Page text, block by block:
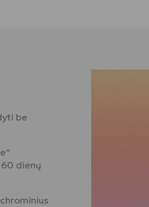
be
dienų